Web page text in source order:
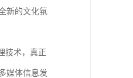
新的文化氛
技术，真正
媒体信息发